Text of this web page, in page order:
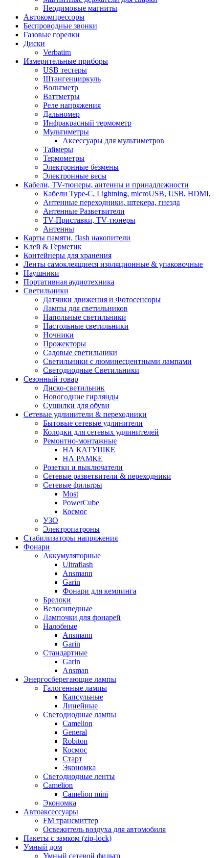
Неодимовые магниты
Автокомпрессоры
Беспроводные звонки
Газовые горелки
Диски
Verbatim
Измерительные приборы
USB тестеры
Штангенциркуль
Вольтметр
Ваттметры
Реле напряжения
Дальномер
Инфракрасный термометр
Мультиметры
Аксессуары для мультиметров
Таймеры
Термометры
Электронные безмены
Электронные весы
Кабели, TV-тюнеры, антенны и принадлежности
Кабели Type-C, Lightning, microUSB, USB, HDMI,
Антенные переходники, штекера, гнезда
Антенные Разветвители
TV-Приставки, TV-тюнеры
Антенны
Карты памяти, flash накопители
Клей & Герметик
Контейнеры для хранения
Ленты самоклеящиеся изоляционные & упаковочные
Наушники
Портативная аудиотехника
Светильники
Датчики движения и Фотосенсоры
Лампы для светильников
Напольные светильники
Настольные светильники
Ночники
Прожекторы
Садовые светильники
Светильники с люминесцентными лампами
Светодиодные Светильники
Сезонный товар
Диско-светильник
Новогодние гирлянды
Сушилки для обуви
Сетевые удлинители & переходники
Бытовые сетевые удлинители
Колодки для сетевых удлинителей
Ремонтно-монтажные
НА КАТУШКЕ
НА РАМКЕ
Розетки и выключатели
Сетевые разветвители & переходники
Сетевые фильтры
Most
PowerCube
Космос
УЗО
Электропатроны
Стабилизаторы напряжения
Фонари
Аккумуляторные
Ultraflash
Ansmann
Garin
Фонари для кемпинга
Брелоки
Велосипедные
Лампочки для фонарей
Налобные
Ansmann
Garin
Стандартные
Garin
Ansman
Энергосберегающие лампы
Галогенные лампы
Капсульные
Линейные
Светодиодные лампы
Camelion
General
Robiton
Космос
Старт
Экономка
Светодиодные ленты
Camelion
Camelion mini
Экономка
Автоаксессуары
FM трансмиттер
Освежитель воздуха для автомобиля
Пакеты с замком (zip-lock)
Умный дом
Умный сетевой фильтр